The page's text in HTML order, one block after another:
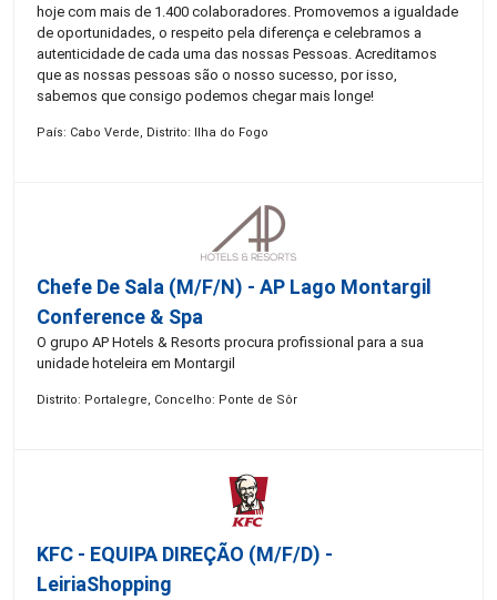
hoje com mais de 1.400 colaboradores. Promovemos a igualdade
de oportunidades, o respeito pela diferença e celebramos a
autenticidade de cada uma das nossas Pessoas. Acreditamos
que as nossas pessoas são o nosso sucesso, por isso,
sabemos que consigo podemos chegar mais longe!
País: Cabo Verde, Distrito: Ilha do Fogo
Chefe De Sala (M/F/N) - AP Lago Montargil
Conference & Spa
O grupo AP Hotels & Resorts procura profissional para a sua
unidade hoteleira em Montargil
Distrito: Portalegre, Concelho: Ponte de Sôr
KFC - EQUIPA DIREÇÃO (m/f/d) -
LeiriaShopping